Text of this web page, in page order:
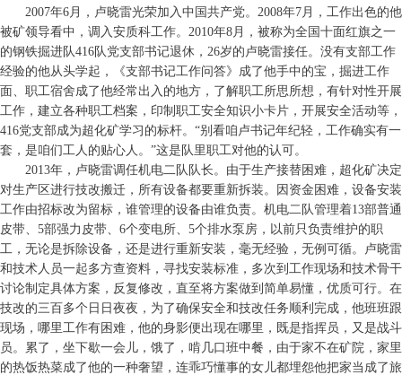
2007年6月，卢晓雷光荣加入中国共产党。2008年7月，工作出色的他
被矿领导看中，调入安质科工作。2010年8月，被称为全国十面红旗之一
的钢铁掘进队416队党支部书记退休，26岁的卢晓雷接任。没有支部工作
经验的他从头学起，《支部书记工作问答》成了他手中的宝，掘进工作
面、职工宿舍成了他经常出入的地方，了解职工所思所想，有针对性开展
工作，建立各种职工档案，印制职工安全知识小卡片，开展安全活动等，
416党支部成为超化矿学习的标杆。“别看咱卢书记年纪轻，工作确实有一
套，是咱们工人的贴心人。”这是队里职工对他的认可。
2013年，卢晓雷调任机电二队队长。由于生产接替困难，超化矿决定
对生产区进行技改搬迁，所有设备都要重新拆装。因资金困难，设备安装
工作由招标改为留标，谁管理的设备由谁负责。机电二队管理着13部普通
皮带、5部强力皮带、6个变电所、5个排水泵房，以前只负责维护的职
工，无论是拆除设备，还是进行重新安装，毫无经验，无例可循。卢晓雷
和技术人员一起多方查资料，寻找安装标准，多次到工作现场和技术骨干
讨论制定具体方案，反复修改，直至将方案做到简单易懂，优质可行。在
技改的三百多个日日夜夜，为了确保安全和技改任务顺利完成，他班班跟
现场，哪里工作有困难，他的身影便出现在哪里，既是指挥员，又是战斗
员。累了，坐下歇一会儿，饿了，啃几口班中餐，由于家不在矿院，家里
的热饭热菜成了他的一种奢望，连乖巧懂事的女儿都埋怨他把家当成了旅